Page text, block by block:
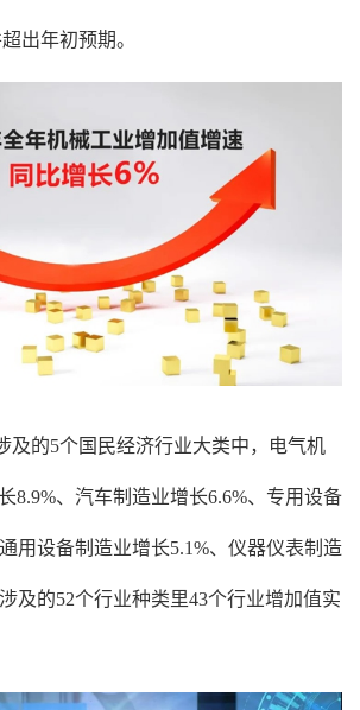
出年初预期。
及的5个国民经济行业大类中，电气机
8.9%、汽车制造业增长6.6%、专用设备
用设备制造业增长5.1%、仪器仪表制造
及的52个行业种类里43个行业增加值实